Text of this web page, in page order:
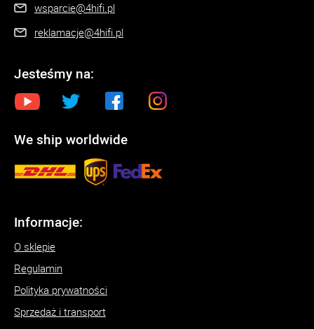
wsparcie@4hifi.pl
reklamacje@4hifi.pl
Jesteśmy na:
We ship worldwide
Informacje:
O sklepie
Regulamin
Polityka prywatności
Sprzedaż i transport